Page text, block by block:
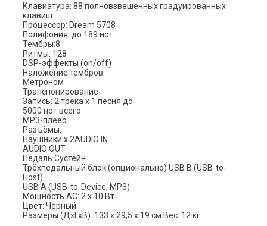
Клавиатура: 88 полновзвешенных градуированных
клавиш
Процессор: Dream 5708
Полифония: до 189 нот
Тембры:8
Ритмы: 128
DSP-эффекты (on/off)
Наложение тембров
Метроном
Транспонирование
Запись: 2 трека х 1 песня до
5000 нот всего
MP3-плеер
Разъёмы:
Наушники х 2AUDIO IN
AUDIO OUT
Педаль Сустейн
Трёхпедальный блок (опционально) USB B (USB-to-
Host)
USB A (USB-to-Device, MP3)
Мощность АС: 2 х 10 Вт
Цвет: Черный
Размеры (ДхГхВ): 133 х 29,5 х 19 см Вес: 12 кг.